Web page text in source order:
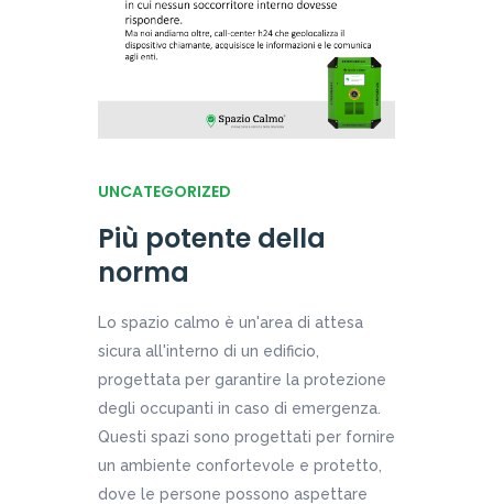
UNCATEGORIZED
Più potente della
norma
Lo spazio calmo è un'area di attesa
sicura all'interno di un edificio,
progettata per garantire la protezione
degli occupanti in caso di emergenza.
Questi spazi sono progettati per fornire
un ambiente confortevole e protetto,
dove le persone possono aspettare